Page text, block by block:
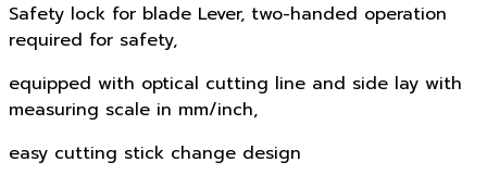
Safety lock for blade Lever, two-handed operation
required for safety,
equipped with optical cutting line and side lay with
measuring scale in mm/inch,
easy cutting stick change design